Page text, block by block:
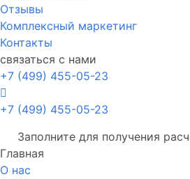
Отзывы
Комплексный маркетинг
Контакты
связаться с нами
+7 (499) 455-05-23
+7 (499) 455-05-23
Заполните для получения
Главная
О нас